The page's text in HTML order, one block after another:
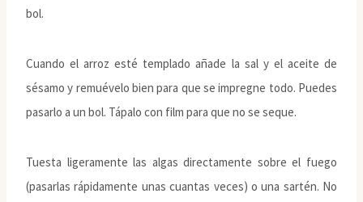
bol.
Cuando el arroz esté templado añade la sal y el aceite de
sésamo y remuévelo bien para que se impregne todo. Puedes
pasarlo a un bol. Tápalo con film para que no se seque.
Tuesta ligeramente las algas directamente sobre el fuego
(pasarlas rápidamente unas cuantas veces) o una sartén. No